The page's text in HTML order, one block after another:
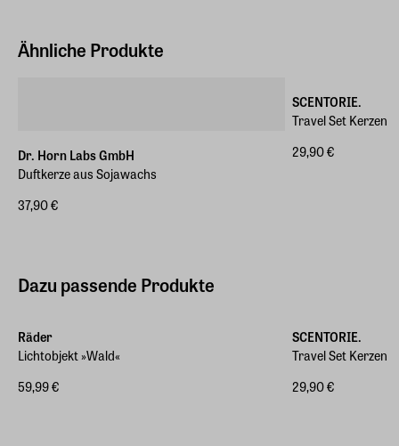
Ähnliche Produkte
Dr. Horn Labs GmbH
Duftkerze aus Sojawachs
37,90 €
SCENTORIE.
Travel Set Kerzen
29,90 €
Dazu passende Produkte
Räder
Lichtobjekt »Wald«
59,99 €
SCENTORIE.
Travel Set Kerzen
29,90 €